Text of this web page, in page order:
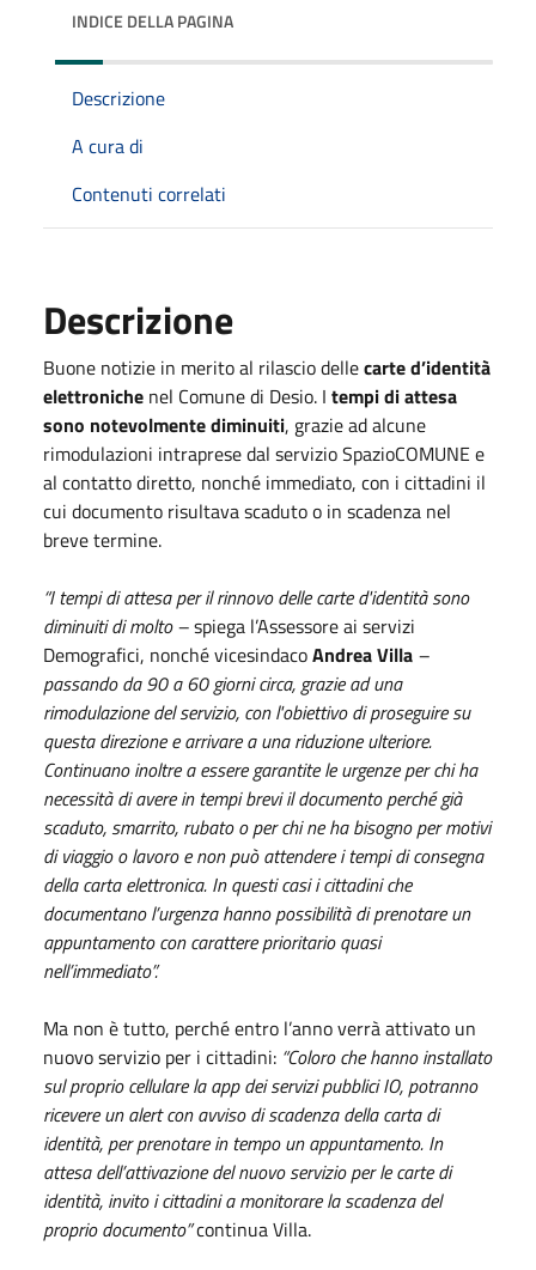
INDICE DELLA PAGINA
Descrizione
A cura di
Contenuti correlati
Descrizione
Buone notizie in merito al rilascio dellecarte d’identità
elettroniche nel Comune di Desio. I tempi di attesa
sono notevolmente diminuiti, grazie ad alcune
rimodulazioni intraprese dal servizio SpazioCOMUNE e
al contatto diretto, nonché immediato, con i cittadini il
cui documento risultava scaduto o in scadenza nel
breve termine.
“I tempi di attesa per il rinnovo delle carte d'identità sono
diminuiti di molto –spiega l’Assessore ai servizi
Demografici, nonché vicesindacoAndrea Villa –
passando da 90 a 60 giorni circa, grazie ad una
rimodulazione del servizio, con l'obiettivo di proseguire su
questa direzione e arrivare a una riduzione ulteriore.
Continuano inoltre a essere garantite le urgenze per chi ha
necessità di avere in tempi brevi il documento perché già
scaduto, smarrito, rubato o per chi ne ha bisogno per motivi
di viaggio o lavoro e non può attendere i tempi di consegna
della carta elettronica. In questi casi i cittadini che
documentano l’urgenza hanno possibilità di prenotare un
appuntamento con carattere prioritario quasi
nell’immediato”.
Ma non è tutto, perché entro l’anno verrà attivato un
nuovo servizio per i cittadini: “Coloro che hanno installato
sul proprio cellulare la app dei servizi pubblici IO, potranno
ricevere un alert con avviso di scadenza della carta di
identità, per prenotare in tempo un appuntamento. In
attesa dell’attivazione del nuovo servizio per le carte di
identità, invito i cittadini a monitorare la scadenza del
proprio documento”continua Villa.